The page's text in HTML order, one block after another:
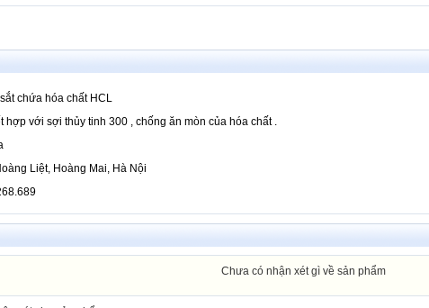
chứa hóa chất HCL
hợp với sợi thủy tinh 300 , chống ăn mòn của hóa chất .
Liệt, Hoàng Mai, Hà Nội
Chưa có nhận xét gì về sản phẩm